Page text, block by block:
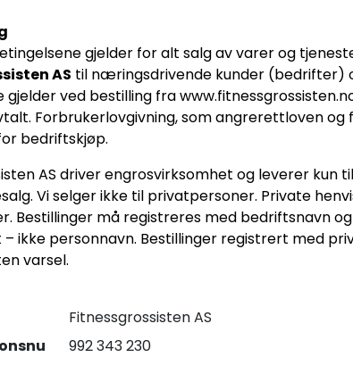
gjelder for alt salg av varer og
AS til næringsdrivende kunder (bedrifter)
gjelder ved bestilling fra
Forbrukerlovgivning, som angrerettloven og
bedriftskjøp.
AS driver engrosvirksomhet og leverer kun
Vi selger ikke til privatpersoner. Private
Bestillinger må registreres med bedriftsnavn
ikke personnavn. Bestillinger registrert med
varsel.
Fitnessgrossisten AS
992 343 230